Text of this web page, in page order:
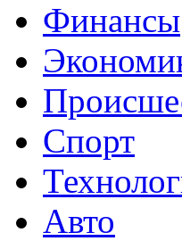
Финансы
Спорт
Авто